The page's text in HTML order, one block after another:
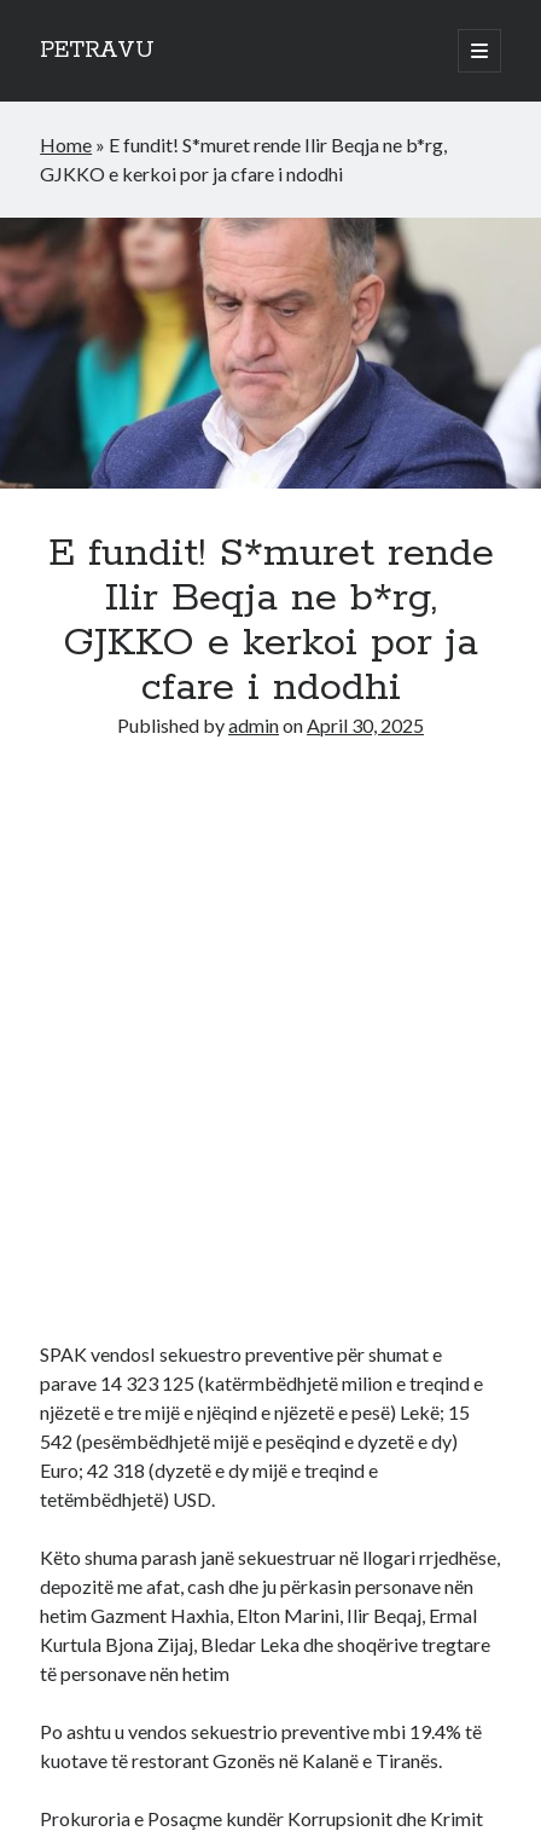
PETRAVU
open
primary
Sidebar
Bank
Credit Cards
World
Home » E fundit! S*muret rende Ilir Beqja ne b*rg,
GJKKO e kerkoi por ja cfare i ndodhi
E fundit! S*muret rende
Ilir Beqja ne b*rg,
GJKKO e kerkoi por ja
cfare i ndodhi
Published byadminonApril 30, 2025
SPAK vendosI sekuestro preventive për shumat e
parave 14 323 125 (katërmbëdhjetë milion e treqind e
njëzetë e tre mijë e njëqind e njëzetë e pesë) Lekë; 15
542 (pesëmbëdhjetë mijë e pesëqind e dyzetë e dy)
Euro; 42 318 (dyzetë e dy mijë e treqind e
tetëmbëdhjetë) USD.
Këto shuma parash janë sekuestruar në llogari rrjedhëse,
depozitë me afat, cash dhe ju përkasin personave nën
hetim Gazment Haxhia, Elton Marini, Ilir Beqaj, Ermal
Kurtula Bjona Zijaj, Bledar Leka dhe shoqërive tregtare
të personave nën hetim
Po ashtu u vendos sekuestrio preventive mbi 19.4% të
kuotave të restorant Gzonës në Kalanë e Tiranës.
Prokuroria e Posaçme kundër Korrupsionit dhe Krimit